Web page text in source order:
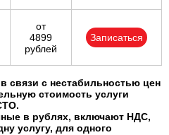
от
4899
рублей
Записаться
с нестабильностью цен
стоимость услуги
в рублях, включают НДС,
услугу, для одного